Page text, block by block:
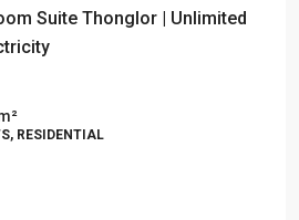
Suite Thonglor | Unlimited
RESIDENTIAL